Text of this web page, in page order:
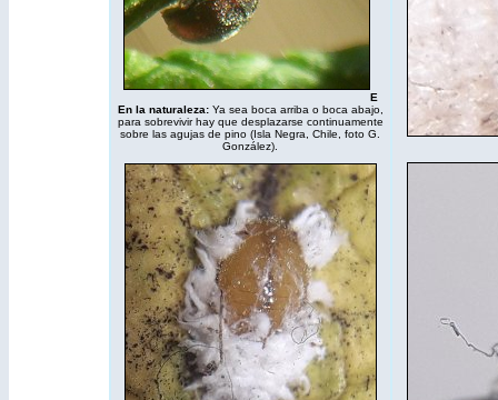
E
En la naturaleza: Ya sea boca arriba o boca abajo,
para sobrevivir hay que desplazarse continuamente
sobre las agujas de pino (Isla Negra, Chile, foto G.
González).